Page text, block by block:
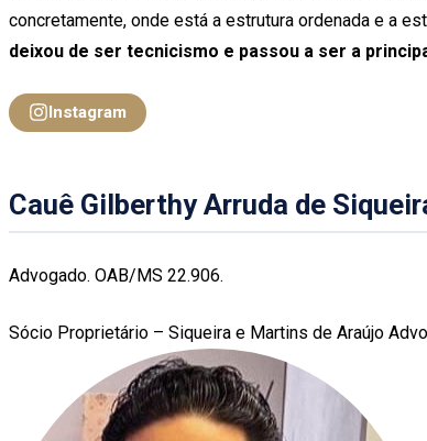
concretamente, onde está a estrutura ordenada e a
deixou de ser tecnicismo e passou a ser a
Instagram
Cauê Gilberthy Arruda de
Advogado. OAB/MS 22.906.
Sócio Proprietário – Siqueira e Martins de Araújo